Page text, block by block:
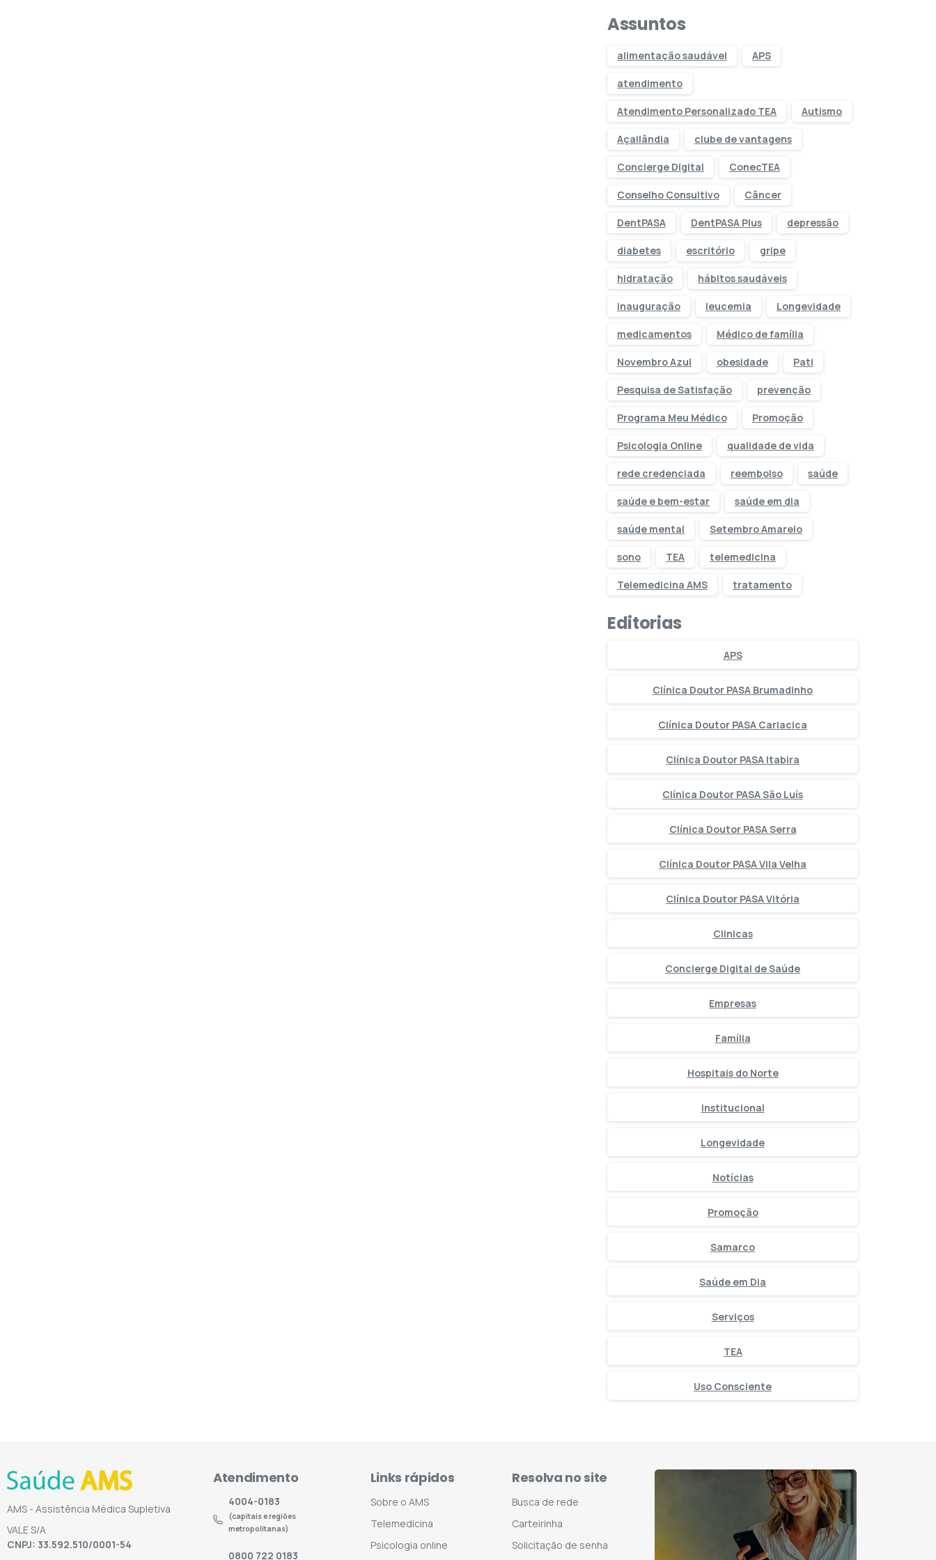
Assuntos
alimentação saudável APS
atendimento
Atendimento Personalizado TEA Autismo
Açailândia clube de vantagens
Concierge Digital ConecTEA
Conselho Consultivo Câncer
DentPASA DentPASA Plus depressão
diabetes escritório gripe
hidratação hábitos saudáveis
inauguração leucemia Longevidade
medicamentos Médico de família
Novembro Azul obesidade Pati
Pesquisa de Satisfação prevenção
Programa Meu Médico Promoção
Psicologia Online qualidade de vida
rede credenciada reembolso saúde
saúde e bem-estar saúde em dia
saúde mental Setembro Amarelo
sono TEA telemedicina
Telemedicina AMS tratamento
Editorias
APS
Clínica Doutor PASA Brumadinho
Clínica Doutor PASA Cariacica
Clínica Doutor PASA Itabira
Clínica Doutor PASA São Luís
Clínica Doutor PASA Serra
Clínica Doutor PASA Vila Velha
Clínica Doutor PASA Vitória
Clinicas
Concierge Digital de Saúde
Empresas
Família
Hospitais do Norte
Institucional
Longevidade
Notícias
Promoção
Samarco
Saúde em Dia
Serviços
TEA
Uso Consciente
AMS - Assistência Médica Supletiva
VALE S/A
CNPJ: 33.592.510/0001-54
Atendimento
4004-0183
(capitais e regiões
metropolitanas)
0800 722 0183
Links rápidos
Sobre o AMS
Telemedicina
Psicologia online
Resolva no site
Busca de rede
Carteirinha
Solicitação de senha